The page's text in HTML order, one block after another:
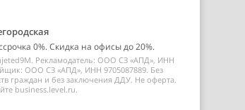
0%. Скидка на офисы до 20%.
Рекламодатель: ООО СЗ «АПД», ИНН
ООО СЗ «АПД», ИНН 9705087889. Без
граждан и без заключения ДДУ. Не оферта.
business.level.ru.